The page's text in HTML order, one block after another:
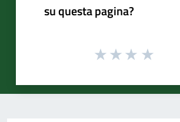
su questa pagina?